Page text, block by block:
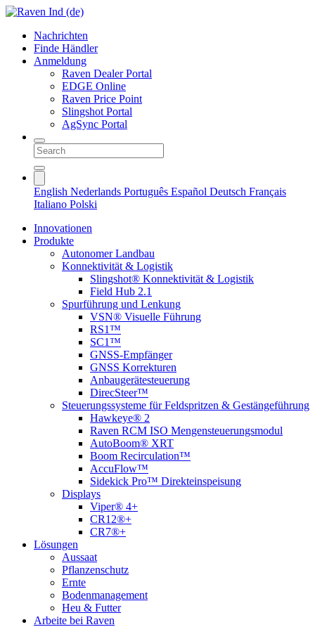
Nachrichten
Finde Händler
Anmeldung
Raven Dealer Portal
EDGE Online
Raven Price Point
Slingshot Portal
AgSync Portal
English Nederlands Português Español Deutsch Français
Italiano Polski
Innovationen
Produkte
Autonomer Landbau
Konnektivität & Logistik
Slingshot® Konnektivität & Logistik
Field Hub 2.1
Spurführung und Lenkung
VSN® Visuelle Führung
RS1™
SC1™
GNSS-Empfänger
GNSS Korrekturen
Anbaugerätesteuerung
DirecSteer™
Steuerungssysteme für Feldspritzen & Gestängeführung
Hawkeye® 2
Raven RCM ISO Mengensteuerungsmodul
AutoBoom® XRT
Boom Recirculation™
AccuFlow™
Sidekick Pro™ Direkteinspeisung
Displays
Viper® 4+
CR12®+
CR7®+
Lösungen
Aussaat
Pflanzenschutz
Ernte
Bodenmanagement
Heu & Futter
Arbeite bei Raven